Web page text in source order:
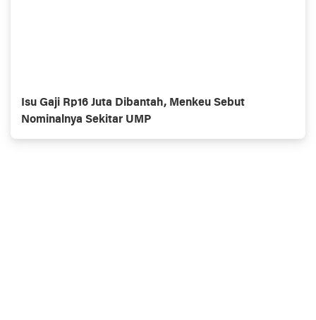
Isu Gaji Rp16 Juta Dibantah, Menkeu Sebut
Nominalnya Sekitar UMP